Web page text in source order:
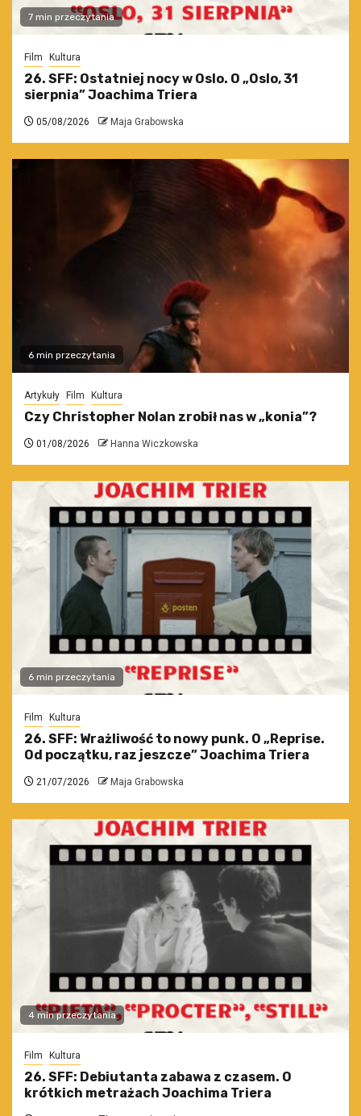
7 min przeczytania
Film Kultura
26. SFF: Ostatniej nocy w Oslo. O „Oslo, 31
sierpnia” Joachima Triera
05/08/2026 Maja Grabowska
6 min przeczytania
Artykuły Film Kultura
Czy Christopher Nolan zrobił nas w „konia”?
01/08/2026 Hanna Wiczkowska
6 min przeczytania
Film Kultura
26. SFF: Wrażliwość to nowy punk. O „Reprise.
Od początku, raz jeszcze” Joachima Triera
21/07/2026 Maja Grabowska
4 min przeczytania
Film Kultura
26. SFF: Debiutanta zabawa z czasem. O
krótkich metrażach Joachima Triera